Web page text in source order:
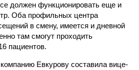
должен функционировать еще и
Оба профильных центра
в смену, имеется и дневной
там смогут проходить
пациентов.
Евкурову составила вице-